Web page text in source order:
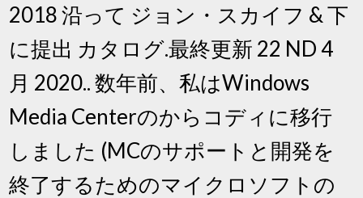
2018 沿って ジョン・スカイフ & 下
に提出 カタログ.最終更新 22 ND 4
月 2020.. 数年前、私はWindows
Media Centerのからコディに移行
しました (MCのサポートと開発を
終了するためのマイクロソフトの